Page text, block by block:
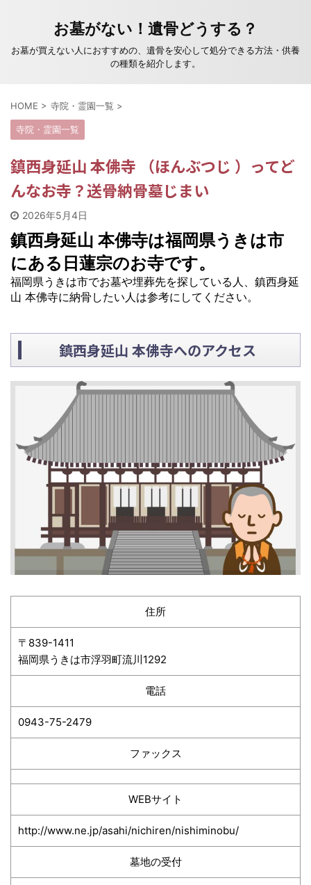
お墓がない！遺骨どうする？
お墓が買えない人におすすめの、遺骨を安心して処分できる方法・供養
の種類を紹介します。
HOME > 寺院・霊園一覧 >
寺院・霊園一覧
鎮西身延山 本佛寺 （ほんぶつじ ）ってど
んなお寺？送骨納骨墓じまい
2026年5月4日
鎮西身延山 本佛寺は福岡県うきは市
にある日蓮宗のお寺です。
福岡県うきは市でお墓や埋葬先を探している人、鎮西身延
山 本佛寺に納骨したい人は参考にしてください。
鎮西身延山 本佛寺へのアクセス
住所
〒839-1411
福岡県うきは市浮羽町流川1292
電話
0943-75-2479
ファックス
WEBサイト
http://www.ne.jp/asahi/nichiren/nishiminobu/
墓地の受付